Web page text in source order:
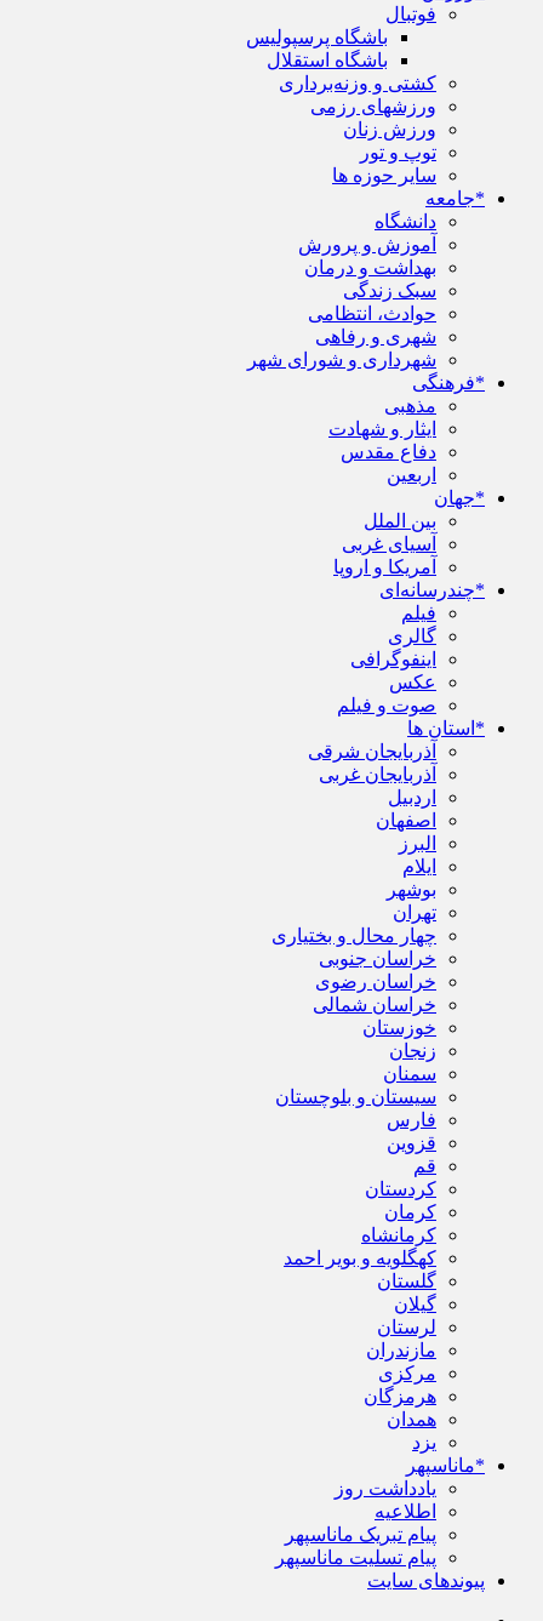
فوتبال
باشگاه پرسپولیس
باشگاه استقلال
کشتی و وزنه‌برداری
ورزشهای رزمی
ورزش زنان
توپ و تور
سایر حوزه ها
*جامعه
دانشگاه
آموزش و پرورش
بهداشت و درمان
سبک زندگی
حوادث، انتظامی
شهری و رفاهی
شهرداری و شورای شهر
*فرهنگی
مذهبی
ایثار و شهادت
دفاع مقدس
اربعین
*جهان
بین الملل
آسیای غربی
آمریکا و اروپا
*چندرسانه‌ای
فیلم
گالری
اینفوگرافی
عکس
صوت و فیلم
*استان ها
آذربایجان شرقی
آذربایجان غربی
اردبیل
اصفهان
البرز
ایلام
بوشهر
تهران
چهار محال و بختیاری
خراسان جنوبی
خراسان رضوی
خراسان شمالی
خوزستان
زنجان
سمنان
سیستان و بلوچستان
فارس
قزوین
قم
کردستان
کرمان
کرمانشاه
کهگلویه و بویر احمد
گلستان
گیلان
لرستان
مازندران
مرکزی
هرمزگان
همدان
یزد
*ماناسپهر
یادداشت روز
اطلاعیه
پیام تبریک ماناسپهر
پیام تسلیت ماناسپهر
پیوندهای سایت